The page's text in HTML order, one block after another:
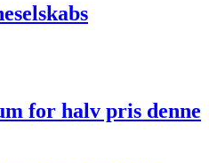
for halv pris denne